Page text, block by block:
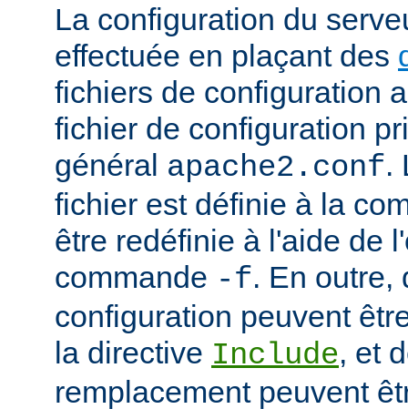
La configuration du
effectuée en plaçant des
fichiers de configuration
fichier de configuration
général apache2.conf.
fichier est définie à la
être redéfinie à l'aide de
commande -f. En outre,
configuration peuvent
la directive Include, et
remplacement peuvent